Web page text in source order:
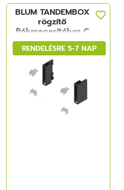
RENDELÉSRE 5-7 NAP
BLUM TANDEMBOX
rögzítő
fiókmagasítóhoz C
műanyag, B+J,
TANDEMBOX antaro
fekete